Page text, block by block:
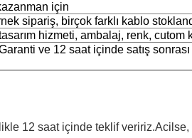
için
sipariş, birçok farklı kablo
hizmeti, ambalaj, renk, cutom
ve 12 saat içinde satış
12 saat içinde teklif